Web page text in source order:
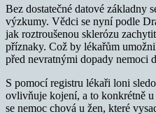
Bez dostatečné datové základny
výzkumy. Vědci se nyní podle
jak roztroušenou sklerózu
příznaky. Což by lékařům
před nevratnými dopady nemoci
S pomocí registru lékaři loni
ovlivňuje kojení, a to konkrétně
se nemoc chová u žen, které